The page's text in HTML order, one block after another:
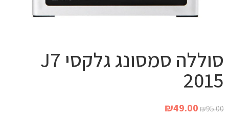
סוללה סמסונג גלקסי J7
2015
₪95.00
₪49.00